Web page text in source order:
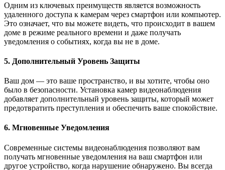
Одним из ключевых преимуществ является возможность
удаленного доступа к камерам через смартфон или компьютер.
Это означает, что вы можете видеть, что происходит в вашем
доме в режиме реального времени и даже получать
уведомления о событиях, когда вы не в доме.
5. Дополнительный Уровень Защиты
Ваш дом — это ваше пространство, и вы хотите, чтобы оно
было в безопасности. Установка камер видеонаблюдения
добавляет дополнительный уровень защиты, который может
предотвратить преступления и обеспечить ваше спокойствие.
6. Мгновенные Уведомления
Современные системы видеонаблюдения позволяют вам
получать мгновенные уведомления на ваш смартфон или
другое устройство, когда нарушение обнаружено. Вы всегда